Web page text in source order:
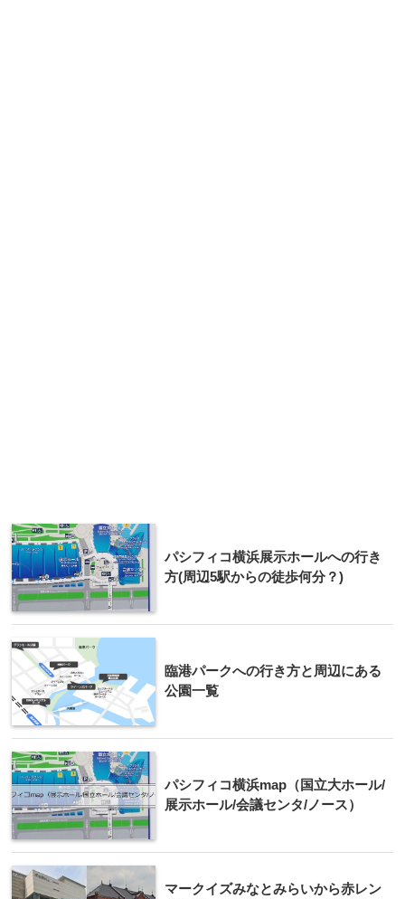
パシフィコ横浜展示ホールへの行き
方(周辺5駅からの徒歩何分？)
臨港パークへの行き方と周辺にある
公園一覧
パシフィコ横浜map（国立大ホール/
展示ホール/会議センタ/ノース）
マークイズみなとみらいから赤レン